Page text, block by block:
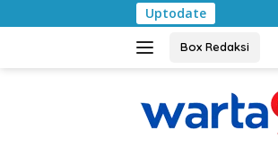
ke
Uptodate
Box Redaksi